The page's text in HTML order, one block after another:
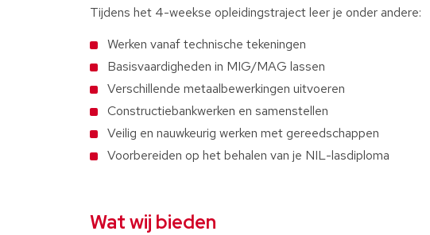
Tijdens het 4-weekse opleidingstraject leer je onder andere:
Werken vanaf technische tekeningen
Basisvaardigheden in MIG/MAG lassen
Verschillende metaalbewerkingen uitvoeren
Constructiebankwerken en samenstellen
Veilig en nauwkeurig werken met gereedschappen
Voorbereiden op het behalen van je NIL-lasdiploma
Wat wij bieden